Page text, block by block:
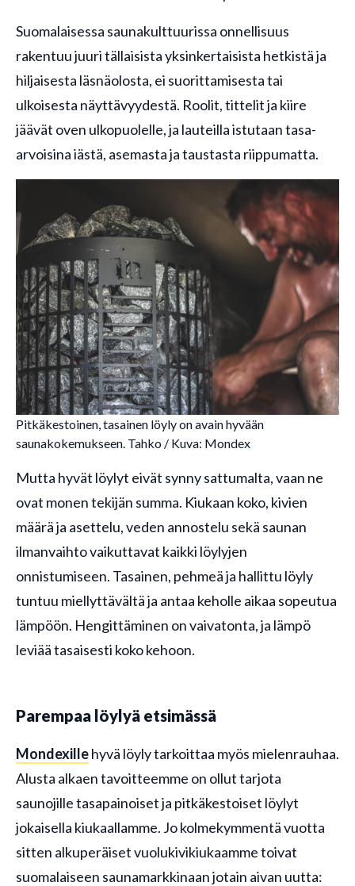
Suomalaisessa saunakulttuurissa onnellisuus
rakentuu juuri tällaisista yksinkertaisista hetkistä ja
hiljaisesta läsnäolosta, ei suorittamisesta tai
ulkoisesta näyttävyydestä. Roolit, tittelit ja kiire
jäävät oven ulkopuolelle, ja lauteilla istutaan tasa-
arvoisina iästä, asemasta ja taustasta riippumatta.
Pitkäkestoinen, tasainen löyly on avain hyvään
saunakokemukseen. Tahko / Kuva: Mondex
Mutta hyvät löylyt eivät synny sattumalta, vaan ne
ovat monen tekijän summa. Kiukaan koko, kivien
määrä ja asettelu, veden annostelu sekä saunan
ilmanvaihto vaikuttavat kaikki löylyjen
onnistumiseen. Tasainen, pehmeä ja hallittu löyly
tuntuu miellyttävältä ja antaa keholle aikaa sopeutua
lämpöön. Hengittäminen on vaivatonta, ja lämpö
leviää tasaisesti koko kehoon.
Parempaa löylyä etsimässä
Mondexillehyvä löyly tarkoittaa myös mielenrauhaa.
Alusta alkaen tavoitteemme on ollut tarjota
saunojille tasapainoiset ja pitkäkestoiset löylyt
jokaisella kiukaallamme. Jo kolmekymmentä vuotta
sitten alkuperäiset vuolukivikiukaamme toivat
suomalaiseen saunamarkkinaan jotain aivan uutta: